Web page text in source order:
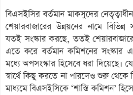
বিএসইসির বর্তমান মাকসুদের
শেয়ারবাজারের উন্নয়নের নামে
যতই সংস্কার করছে, ততই
এতে করে বর্তমান কমিশনের সংস্কার
মধ্যে অপসংস্কার হিসেবে ধরা দিয়েছে।
স্বার্থে কিছু করতে না পারলেও শুরু থেকে
মাধ্যমে বিএসইসিকে ‘শাস্তি কমিশন’